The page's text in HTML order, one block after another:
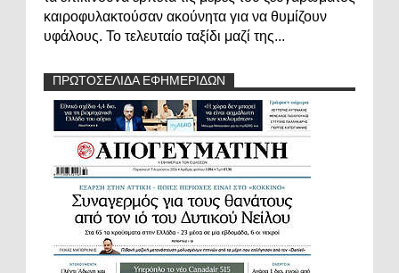
καιροφυλακτούσαν ακούνητα για να θυμίζουν
υφάλους. Το τελευταίο ταξίδι μαζί της...
ΠΡΩΤΟΣΕΛΙΔΑ ΕΦΗΜΕΡΙΔΩΝ